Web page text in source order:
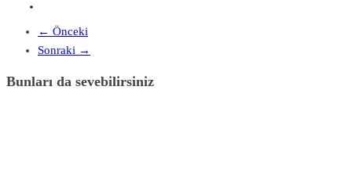
← Önceki
Sonraki →
Bunları da sevebilirsiniz